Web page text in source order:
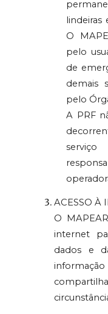
lindeiras
O
pelo
de
demais
pelo
A PRF
ACESSO À
O
internet
dados e